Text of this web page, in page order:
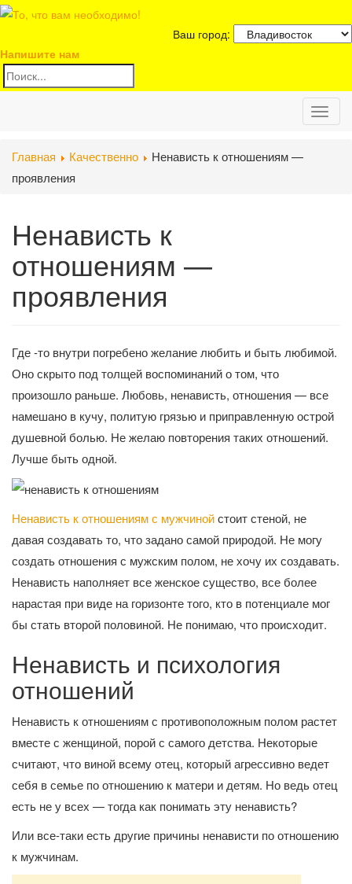
Ваш город:
Напишите нам
Главная Качественно
Ненависть к отношениям —
проявления
Ненависть к
отношениям —
проявления
Где -то внутри погребено желание любить и быть любимой.
Оно скрыто под толщей воспоминаний о том, что
произошло раньше. Любовь, ненависть, отношения — все
намешано в кучу, политую грязью и приправленную острой
душевной болью. Не желаю повторения таких отношений.
Лучше быть одной.
Ненависть к отношениям с мужчинойстоит стеной, не
давая создавать то, что задано самой природой. Не могу
создать отношения с мужским полом, не хочу их создавать.
Ненависть наполняет все женское существо, все более
нарастая при виде на горизонте того, кто в потенциале мог
бы стать второй половиной. Не понимаю, что происходит.
Ненависть и психология
отношений
Ненависть к отношениям с противоположным полом растет
вместе с женщиной, порой с самого детства. Некоторые
считают, что виной всему отец, который агрессивно ведет
себя в семье по отношению к матери и детям. Но ведь отец
есть не у всех — тогда как понимать эту ненависть?
Или все-таки есть другие причины ненависти по отношению
к мужчинам.